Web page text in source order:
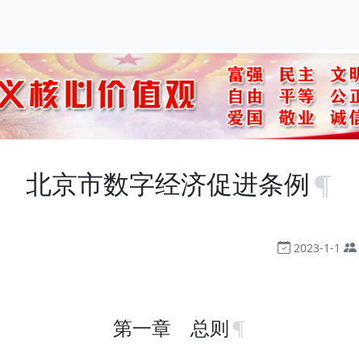
北京市数字经济促进条例
2023-1-1
第一章 总则